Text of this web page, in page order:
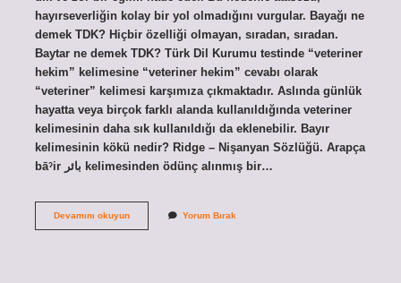
hayırseverliğin kolay bir yol olmadığını vurgular. Bayağı ne
demek TDK? Hiçbir özelliği olmayan, sıradan, sıradan.
Baytar ne demek TDK? Türk Dil Kurumu testinde “veteriner
hekim” kelimesine “veteriner hekim” cevabı olarak
“veteriner” kelimesi karşımıza çıkmaktadır. Aslında günlük
hayatta veya birçok farklı alanda kullanıldığında veteriner
kelimesinin daha sık kullanıldığı da eklenebilir. Bayır
kelimesinin kökü nedir? Ridge – Nişanyan Sözlüğü. Arapça
bāˀir بائر kelimesinden ödünç alınmış bir…
Devamını okuyunBayır
Yorum Bırak